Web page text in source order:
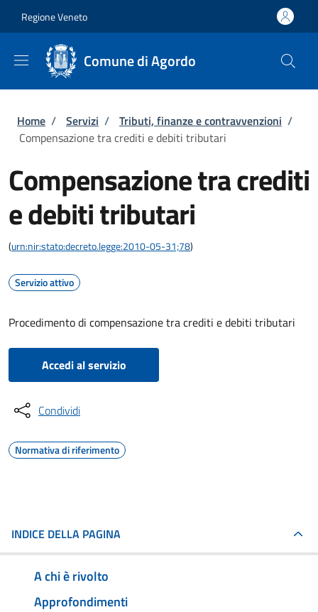
Regione Veneto
Comune di Agordo
Briciole di pane
Home / Servizi / Tributi, finanze e contravvenzioni /
Compensazione tra crediti e debiti tributari
Compensazione tra crediti
e debiti tributari
(urn:nir:stato:decreto.legge:2010-05-31;78)
Servizio attivo
Procedimento di compensazione tra crediti e debiti tributari
Accedi al servizio
Condividi
Normativa di riferimento
INDICE DELLA PAGINA
A chi è rivolto
Approfondimenti